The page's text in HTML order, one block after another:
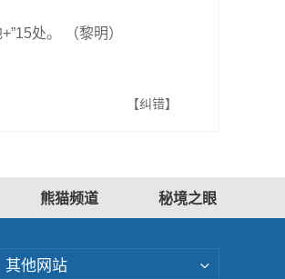
处。 （黎明）
【纠错】
熊猫频道 秘境之眼
其他网站